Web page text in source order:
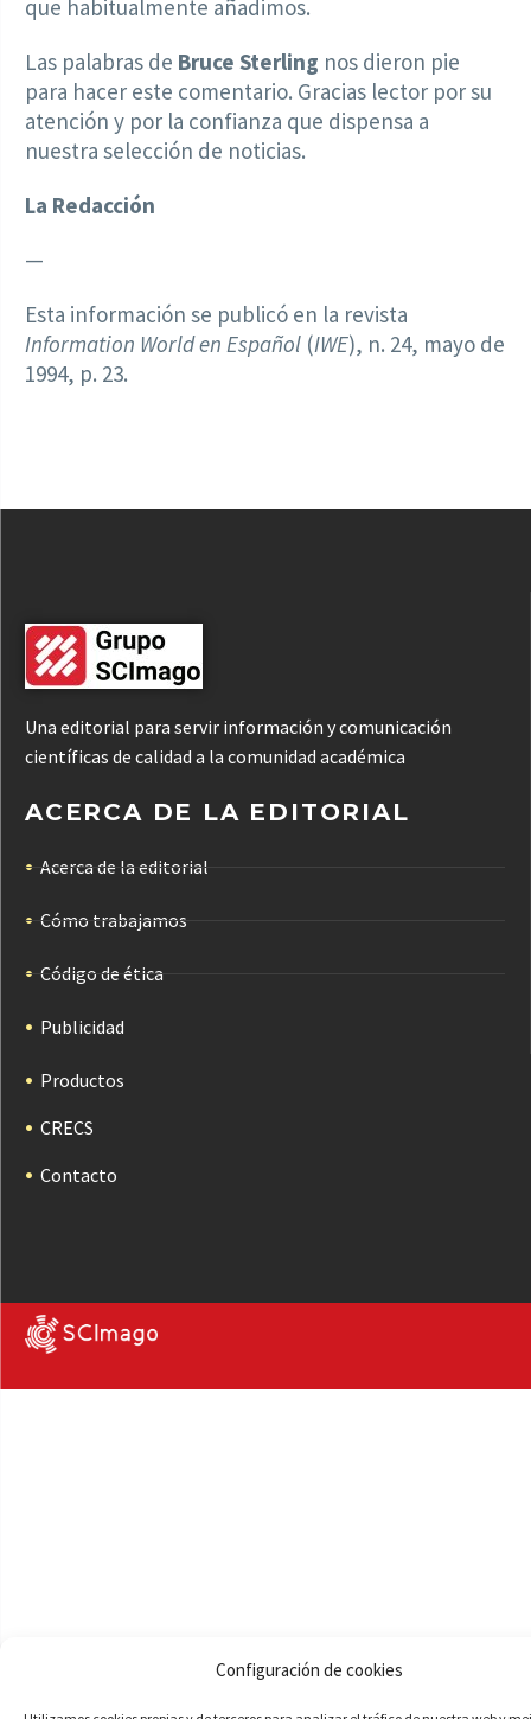
Configuración de cookies
que habitualmente añadimos.
Las palabras de Bruce Sterling nos dieron pie
para hacer este comentario. Gracias lector por su
atención y por la confianza que dispensa a
nuestra selección de noticias.
La Redacción
—
Esta información se publicó en la revista
Information World en Español (IWE), n. 24, mayo de
1994, p. 23.
Una editorial para servir información y comunicación
científicas de calidad a la comunidad académica
ACERCA DE LA EDITORIAL
Acerca de la editorial
Cómo trabajamos
Código de ética
Publicidad
Productos
CRECS
Contacto